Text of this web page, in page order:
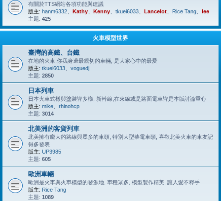
有關於TTS網站各項功能與建議
版主: hanm6332 Kathy Kenny tkuei6033 Lancelot Rice Tang
lee
主題: 425
火車模型世界
臺灣的高鐵、台鐵
在地的火車,你我身邊最親切的車輛, 是大家心中的最愛
版主: tkuei6033
voguedj
主題: 2850
日本列車
日本火車式樣與塗裝皆多樣, 新幹線,在來線或是路面電車皆是本版討論重心
版主: mike
rhinohcp
主題: 3014
北美洲的客貨列車
北美擁有龐大的路線與眾多的車頭, 特別大型柴電車頭, 喜歡北美火車的車友記
得多發表
版主: UP3985
主題: 605
歐洲車輛
歐洲是火車與火車模型的發源地, 車種眾多, 模型製作精美, 讓人愛不釋手
版主: Rice Tang
主題: 1089